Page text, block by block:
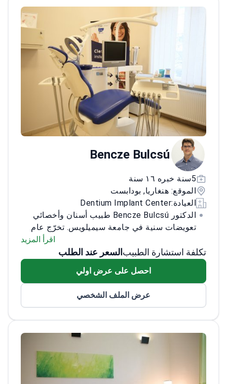
ويواظب على حضور الدورات والمؤتمرات الوطنية
والدولية. يقدّم رعاية حديثة قائمة على الدليل
وبأقل تدخل ممكن.
Bencze Bulcsú
5سنة خبره ١٦ سنة
الموقع: هنغاريا, بودابست
العيادة:Dentium Implant Center
الدكتور Bencze Bulcsú طبيب أسنان وأخصائي
تعويضات سنية في جامعة سيميلويس. تخرّج عام
2021 من كلية طب الأسنان بامتياز مع مرتبة
الشرف العليا. وفي عام 2024 أكمل تدريب
يدرّس طلاب المرحلة الجامعية الأولى ويقدّم
يواصل دراسة الدكتوراه حول السكري وأمراض
الرقمية وتعويضات الزرعات وطب الأسنان
التجميلي. يستخدم أدوات رقمية قائمة على الدليل
إلى جانب طرائق تقليدية مثبتة. يقدّم الرعاية
باللغتين الهنغارية والإنجليزية.
اقرأ المزيد
تكلفة استشارة الطبيب السعر عند الطلب
احصل على عرض اولي
عرض الملف الشخصي